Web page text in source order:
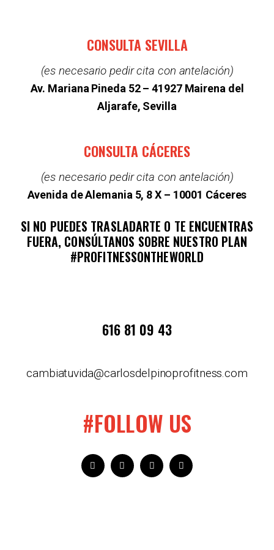
CONSULTA SEVILLA
(es necesario pedir cita con antelación)
Av. Mariana Pineda 52 –41927 Mairena del
Aljarafe, Sevilla
CONSULTA CÁCERES
(es necesario pedir cita con antelación)
Avenida de Alemania 5, 8 X – 10001 Cáceres
SI NO PUEDES TRASLADARTE O TE ENCUENTRAS
FUERA, CONSÚLTANOS SOBRE NUESTRO PLAN
#PROFITNESSONTHEWORLD
616 81 09 43
cambiatuvida@carlosdelpinoprofitness.com
#FOLLOW US